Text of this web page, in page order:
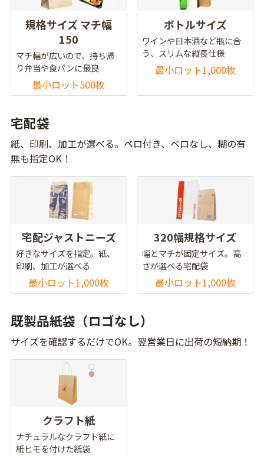
規格サイズ マチ幅
150
マチ幅が広いので、持ち帰
り弁当や食パンに最良
最小ロット500枚
ボトルサイズ
ワインや日本酒など瓶に合
う、スリムな縦長仕様
最小ロット1,000枚
宅配袋
紙、印刷、加工が選べる。ベロ付き、ベロなし、糊の有
無も指定OK！
宅配ジャストニーズ
好きなサイズを指定。紙、
印刷、加工が選べる
最小ロット1,000枚
320幅規格サイズ
幅とマチが固定サイズ。高
さが選べる宅配袋
最小ロット1,000枚
既製品紙袋（ロゴなし）
サイズを確認するだけでOK。翌営業日に出荷の短納期！
クラフト紙
ナチュラルなクラフト紙に
紙ヒモを付けた紙袋